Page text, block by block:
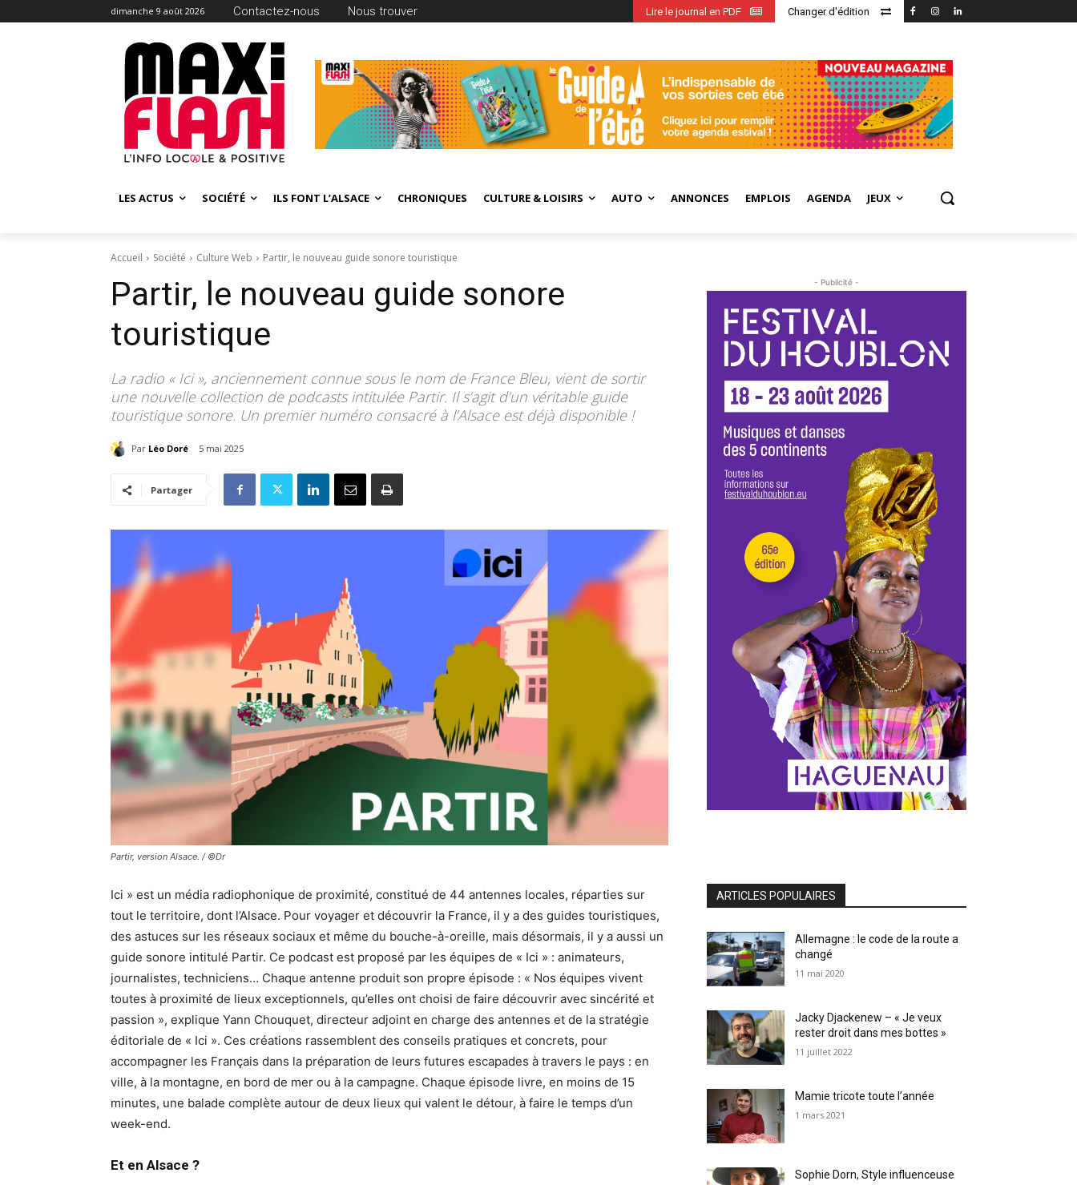
dimanche 9 août 2026 Contactez-nous Nous trouver Changer d'édition
Lire le journal en PDF
LES ACTUS SOCIÉTÉ ILS FONT L’ALSACE CHRONIQUES CULTURE & LOISIRS AUTO ANNONCES EMPLOIS AGENDA JEUX
Accueil Société Culture Web Partir, le nouveau guide sonore touristique
Partir, le nouveau guide sonore
touristique
La radio « Ici », anciennement connue sous le nom de France Bleu, vient de sortir
une nouvelle collection de podcasts intitulée Partir. Il s’agit d’un véritable guide
touristique sonore. Un premier numéro consacré à l’Alsace est déjà disponible !
Par Léo Doré 5 mai 2025
Partager
Partir, version Alsace. / ©Dr
Ici » est un média radiophonique de proximité, constitué de 44 antennes locales, réparties sur
tout le territoire, dont l’Alsace. Pour voyager et découvrir la France, il y a des guides touristiques,
des astuces sur les réseaux sociaux et même du bouche-à-oreille, mais désormais, il y a aussi un
guide sonore intitulé Partir. Ce podcast est proposé par les équipes de « Ici » : animateurs,
journalistes, techniciens… Chaque antenne produit son propre épisode : « Nos équipes vivent
toutes à proximité de lieux exceptionnels, qu’elles ont choisi de faire découvrir avec sincérité et
passion », explique Yann Chouquet, directeur adjoint en charge des antennes et de la stratégie
éditoriale de « Ici ». Ces créations rassemblent des conseils pratiques et concrets, pour
accompagner les Français dans la préparation de leurs futures escapades à travers le pays : en
ville, à la montagne, en bord de mer ou à la campagne. Chaque épisode livre, en moins de 15
minutes, une balade complète autour de deux lieux qui valent le détour, à faire le temps d’un
week-end.
Et en Alsace ?
- Publicité -
ARTICLES POPULAIRES
Allemagne : le code de la route a
changé
11 mai 2020
Jacky Djackenew – « Je veux
rester droit dans mes bottes »
11 juillet 2022
Mamie tricote toute l’année
1 mars 2021
Sophie Dorn, Style influenceuse